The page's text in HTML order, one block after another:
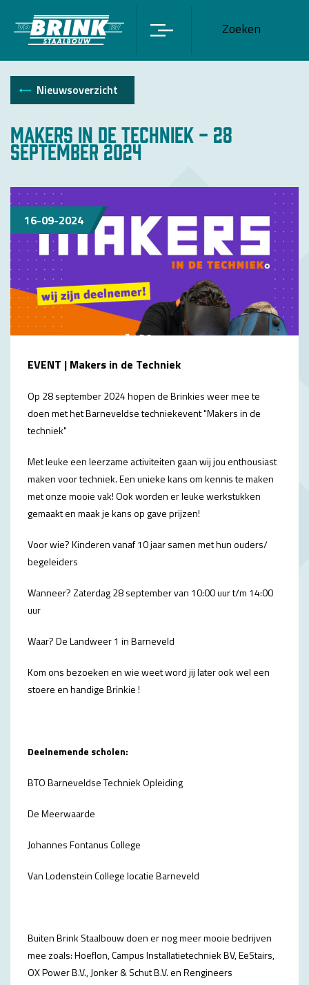
Zoeken
Nieuwsoverzicht
Makers in de Techniek - 28
september 2024
16-09-2024
EVENT | Makers in de Techniek
Op 28 september 2024 hopen de Brinkies weer mee te
doen met het Barneveldse techniekevent "Makers in de
techniek"
Met leuke een leerzame activiteiten gaan wij jou enthousiast
maken voor techniek. Een unieke kans om kennis te maken
met onze mooie vak! Ook worden er leuke werkstukken
gemaakt en maak je kans op gave prijzen!
Voor wie? Kinderen vanaf 10 jaar samen met hun ouders/
begeleiders
Wanneer? Zaterdag 28 september van 10:00 uur t/m 14:00
uur
Waar? De Landweer 1 in Barneveld
Kom ons bezoeken en wie weet word jij later ook wel een
stoere en handige Brinkie !
Deelnemende scholen:
BTO Barneveldse Techniek Opleiding
De Meerwaarde
Johannes Fontanus College
Van Lodenstein College locatie Barneveld
Buiten Brink Staalbouw doen er nog meer mooie bedrijven
mee zoals:Hoeflon,Campus Installatietechniek BV,EeStairs,
OX Power B.V.,Jonker & Schut B.V.enRengineers